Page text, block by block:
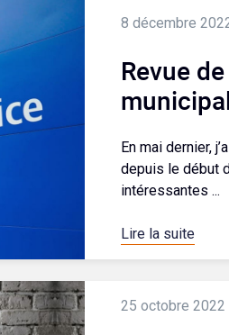
8 décembre
Revue
En mai dernier,
depuis le début
intéressantes ...
Lire la suite
25 octobre 2022